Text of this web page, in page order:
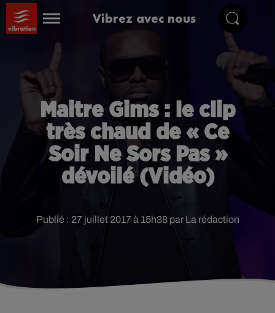
Vibrez avec nous
Maitre Gims : le clip
très chaud de « Ce
Soir Ne Sors Pas »
dévoilé (Vidéo)
Publié : 27 juillet 2017 à 15h38 par La rédaction